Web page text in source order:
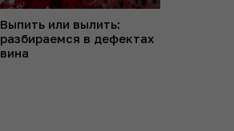
Выпить или вылить:
разбираемся в дефектах
вина